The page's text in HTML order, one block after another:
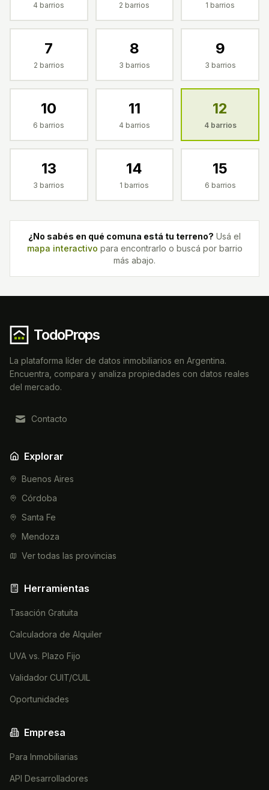
4 barrios 2 barrios 1 barrios
7
2 barrios
8
3 barrios
9
3 barrios
10
6 barrios
11
4 barrios
12
4barrios
13
3 barrios
14
1 barrios
15
6 barrios
¿No sabés en qué comuna está tu terreno? Usá el
mapa interactivo para encontrarlo o buscá por barrio
más abajo.
TodoProps
La plataforma líder de datos inmobiliarios en Argentina.
Encuentra, compara y analiza propiedades con datos reales
del mercado.
Contacto
Explorar
Buenos Aires
Córdoba
Santa Fe
Mendoza
Ver todas las provincias
Herramientas
Tasación Gratuita
Calculadora de Alquiler
UVA vs. Plazo Fijo
Validador CUIT/CUIL
Oportunidades
Empresa
Para Inmobiliarias
API Desarrolladores